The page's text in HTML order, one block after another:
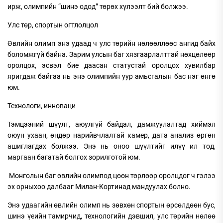
ирж, олимпийн “шинэ одод” төрөх хүлээлт бий болжээ.
Улс төр, спортын огтлолцол
Өвлийн олимп энэ удаад ч улс төрийн нөлөөллөөс ангид байх
боломжгүй байна. Зарим улсын баг хязгаарлалттай нөхцөлөөр
оролцох, эсвэл бие даасан статустай оролцох хувилбар
яригдаж байгаа нь энэ олимпийн уур амьсгалын бас нэг өнгө
юм.
Технологи, инноваци
Тэмцээний шүүлт, аюулгүй байдал, дамжуулалтад хиймэл
оюун ухаан, өндөр нарийвчлалтай камер, дата анализ өргөн
ашиглагдах болжээ. Энэ нь оноо шүүлтийг илүү ил тод,
маргаан багатай болгох зорилготой юм.
Монголын баг өвлийн олимпод цөөн төрлөөр оролцдог ч гэлээ
эх орныхоо далбааг Милан-Кортинад мандуулах болно.
Энэ удаагийн өвлийн олимп нь зөвхөн спортын өрсөлдөөн бус,
шинэ үеийн тамирчид, технологийн дэвшил, улс төрийн нөлөө